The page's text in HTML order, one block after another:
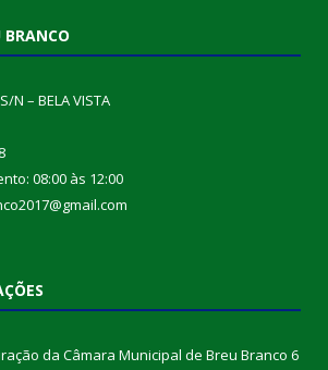
BRANCO
N – BELA VISTA
08:00 às 12:00
da Câmara Municipal de Breu Branco 6